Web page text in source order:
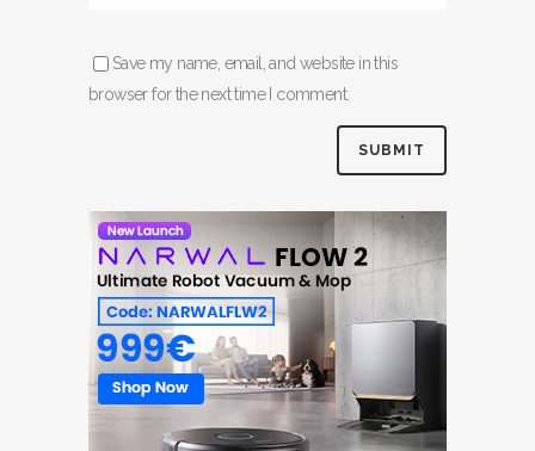
Save my name, email, and website in this
browser for the next time I comment.